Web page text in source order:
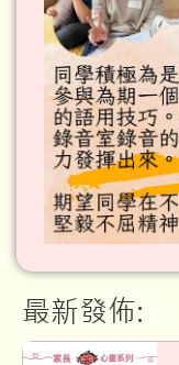
最新發佈: